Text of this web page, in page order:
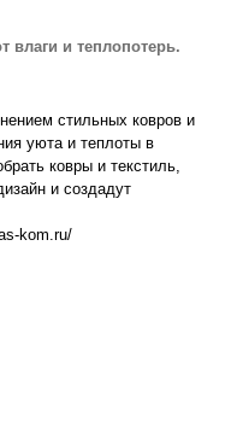
влаги и теплопотерь.
стильных ковров и
уюта и теплоты в
ковры и текстиль,
и создадут
kom.ru/